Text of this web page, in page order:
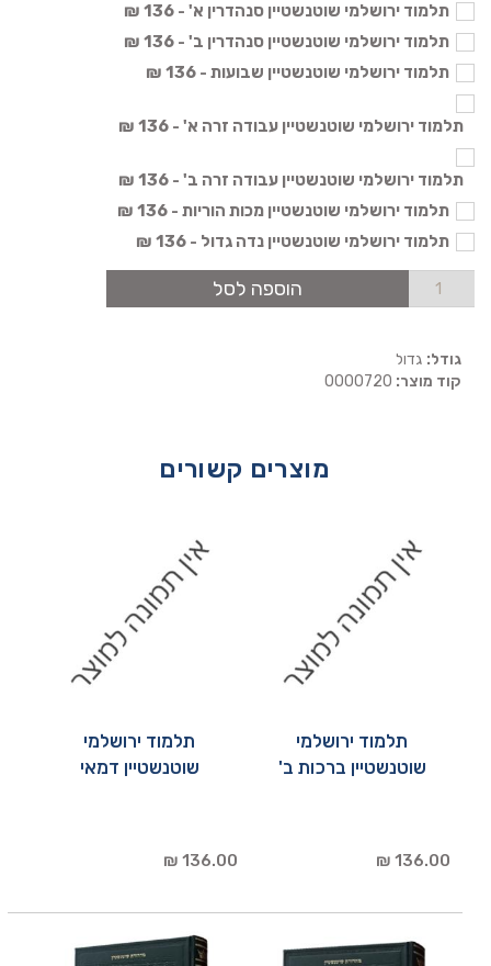
תלמוד ירושלמי שוטנשטיין סנהדרין א' - 136 ₪
תלמוד ירושלמי שוטנשטיין סנהדרין ב' - 136 ₪
תלמוד ירושלמי שוטנשטיין שבועות - 136 ₪
תלמוד ירושלמי שוטנשטיין עבודה זרה א' - 136 ₪
תלמוד ירושלמי שוטנשטיין עבודה זרה ב' - 136 ₪
תלמוד ירושלמי שוטנשטיין מכות הוריות - 136 ₪
תלמוד ירושלמי שוטנשטיין נדה גדול - 136 ₪
הוספה לסל
גודל: גדול
קוד מוצר:
מוצרים קשורים
תלמוד ירושלמי
שוטנשטיין ברכות ב'
136.00 ₪
תלמוד ירושלמי
שוטנשטיין דמאי
136.00 ₪